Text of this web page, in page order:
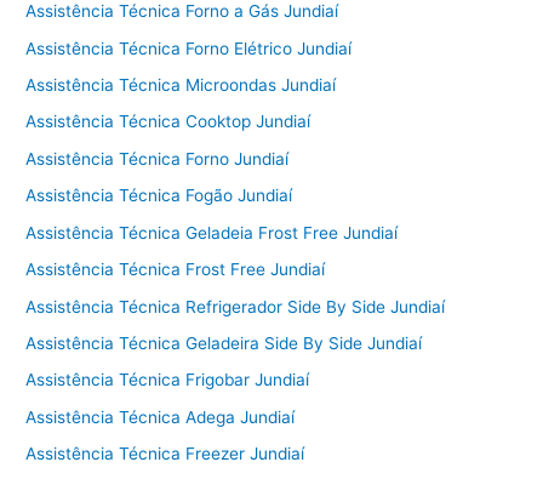
Assistência Técnica Forno a Gás Jundiaí
Assistência Técnica Forno Elétrico Jundiaí
Assistência Técnica Microondas Jundiaí
Assistência Técnica Cooktop Jundiaí
Assistência Técnica Forno Jundiaí
Assistência Técnica Fogão Jundiaí
Assistência Técnica Geladeia Frost Free Jundiaí
Assistência Técnica Frost Free Jundiaí
Assistência Técnica Refrigerador Side By Side Jundiaí
Assistência Técnica Geladeira Side By Side Jundiaí
Assistência Técnica Frigobar Jundiaí
Assistência Técnica Adega Jundiaí
Assistência Técnica Freezer Jundiaí